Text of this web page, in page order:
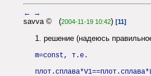
← →
savva © (2004-11-19 10:42) [11]
1. решение (надеюсь
m=const, т.е.